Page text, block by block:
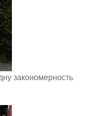
закономерность